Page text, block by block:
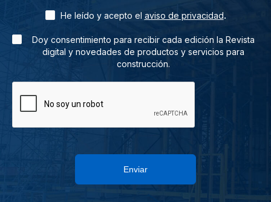
He leído y acepto el aviso de privacidad.
Doy consentimiento para recibir cada edición la Revista
digital y novedades de productos y servicios para
construcción.
Enviar